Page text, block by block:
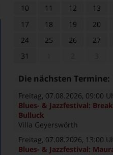
10
11 12 13
17
18 19 20
24
25 26 27
31
Die nächsten Termine:
Freitag, 07.08.2026, 09:00
Blues- & Jazzfestival:
Bulluck
Villa Geyerswörth
Freitag, 07.08.2026, 13:00
Blues- & Jazzfestival: